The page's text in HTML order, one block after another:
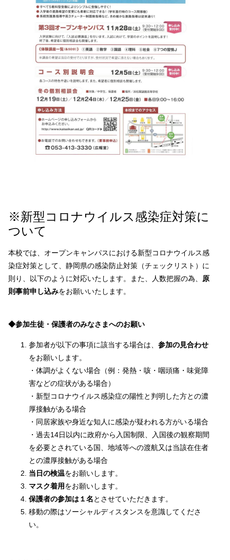
※新型コロナウイルス感染症対策に
ついて
本校では、オープンキャンパスにおける新型コロナウイルス感
染症対策として、静岡県の感染防止対策（チェックリスト）に
則り、以下のように対応いたします。また、人数把握の為、 原
則事前申し込みをお願いいたします。
◆参加生徒・保護者のみなさまへのお願い
参加者が以下の事項に該当する場合は、 参加の見合わせ
をお願いします。
・体調がよくない場合（例：発熱・咳・咽頭痛・味覚障
害などの症状がある場合）
・新型コロナウイルス感染症の陽性と判明した方との濃
厚接触がある場合
・同居家族や身近な知人に感染が疑われる方がいる場合
・過去14日以内に政府から入国制限、入国後の観察期間
を必要とされている国、地域等への渡航又は当該在住者
との濃厚接触がある場合
当日の検温をお願いします。
マスク着用をお願いします。
保護者の参加は１名とさせていただきます。
移動の際はソーシャルディスタンスを意識してくださ
い。